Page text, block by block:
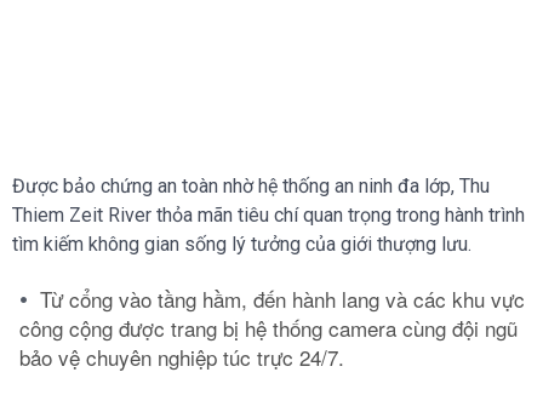
Được bảo chứng an toàn nhờ hệ thống an ninh đa lớp, Thu
Thiem Zeit River thỏa mãn tiêu chí quan trọng trong hành trình
tìm kiếm không gian sống lý tưởng của giới thượng lưu.
Từ cổng vào tầng hầm, đến hành lang và các khu vực
công cộng được trang bị hệ thống camera cùng đội ngũ
bảo vệ chuyên nghiệp túc trực 24/7.